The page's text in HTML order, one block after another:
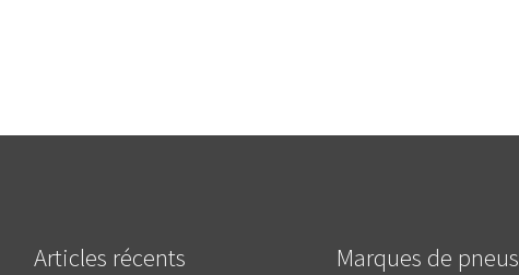
Articles récents Marques de pneus